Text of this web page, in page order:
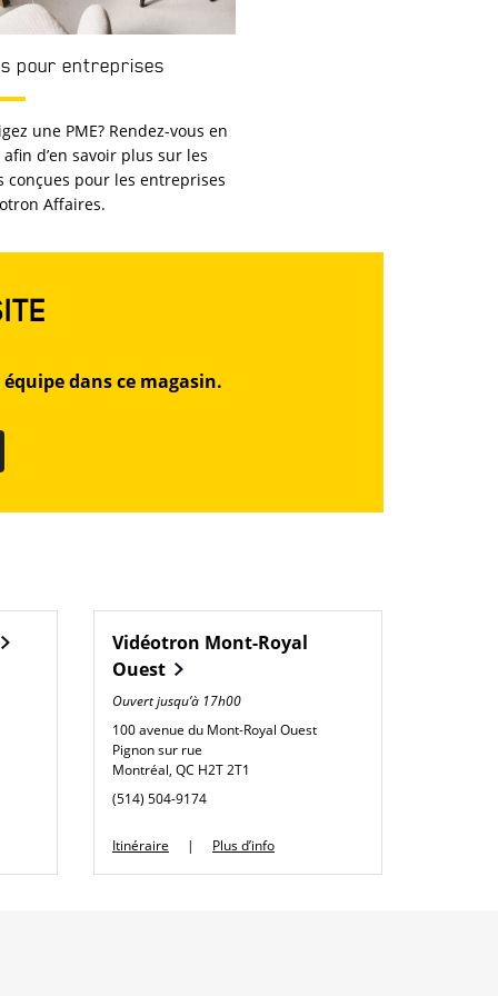
pour entreprises
une PME? Rendez-vous en
d’en savoir plus sur les
conçues pour les entreprises
Affaires.
dans ce magasin.
Vidéotron Mont-Royal
Ouest
Ouvert jusqu’à 17h00
100 avenue du Mont-Royal Ouest
Pignon sur rue
Montréal, QC H2T 2T1
phone
(514) 504-9174
Itinéraire Link Opens in New Tab
Plus d’info